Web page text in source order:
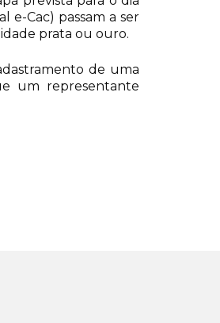
e-Cac) passam a ser
prata ou ouro.
de uma
um representante